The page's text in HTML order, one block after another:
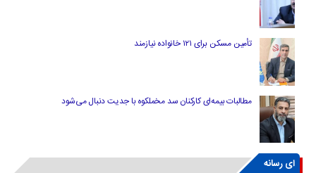
تأمین مسکن برای ۱۲۱ خانواده نیازمند
مطالبات بیمه‌ای کارکنان سد مخملکوه با جدیت دنبال می‌شود
ای رسانه